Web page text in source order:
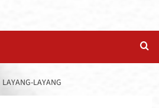
LAYANG-LAYANG